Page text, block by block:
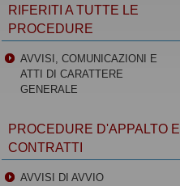
RIFERITI A TUTTE LE
PROCEDURE
AVVISI, COMUNICAZIONI E
ATTI DI CARATTERE
GENERALE
PROCEDURE D'APPALTO E
CONTRATTI
AVVISI DI AVVIO